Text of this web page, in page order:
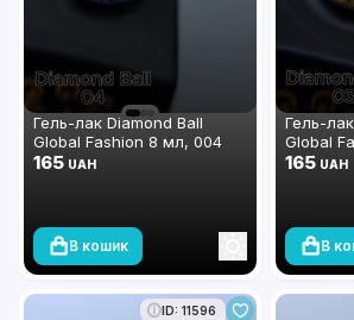
Гель-лак Diamond Ball
Global Fashion 8 мл, 004
165 UAH
В кошик
Гель-
Global
165 UAH
В
ID: 11596